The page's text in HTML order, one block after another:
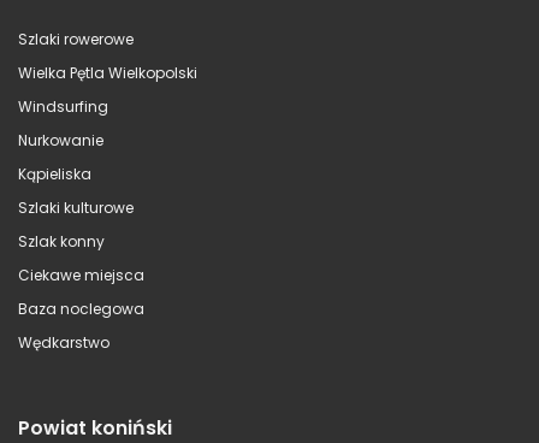
Szlaki rowerowe
Wielka Pętla Wielkopolski
Windsurfing
Nurkowanie
Kąpieliska
Szlaki kulturowe
Szlak konny
Ciekawe miejsca
Baza noclegowa
Wędkarstwo
Powiat koniński